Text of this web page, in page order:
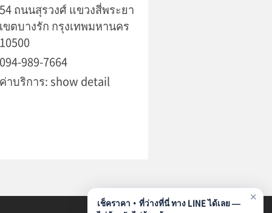
54 ถนนสุรวงศ์ แขวงสี่พระยา
เขตบางรัก กรุงเทพมหานคร
10500
094-989-7664
ค่าบริการ: show detail
✕
เช็คราคา・ที่ว่างที่นี่ ทาง LINE ได้เลย —